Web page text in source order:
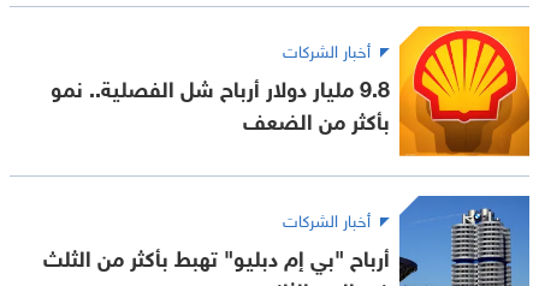
أخبار الشركات
9.8 مليار دولار أرباح شل الفصلية.. نمو
بأكثر من الضعف
أخبار الشركات
أرباح "بي إم دبليو" تهبط بأكثر من الثلث